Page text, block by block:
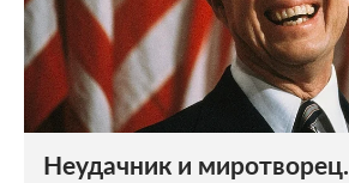
Неудачник и миротворец.